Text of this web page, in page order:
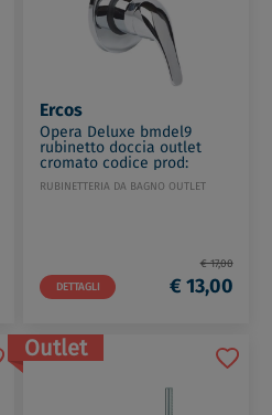
Ercos
Opera Deluxe bmdel9
rubinetto doccia outlet
cromato codice prod:
BMDEL9
RUBINETTERIA DA BAGNO OUTLET
DETTAGLI
€ 17,00
€ 13,00
Outlet